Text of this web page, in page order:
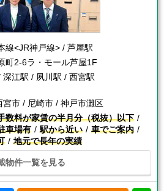
線<JR神戸線> / 芦屋駅
町2-6ラ・モール芦屋1F
江駅 / 夙川駅 / 西宮駅
市 / 尼崎市 / 神戸市灘区
数料が家賃の半月分（税抜）以下
車場有 駅から近い
車でご案内
地元で長年の実績
物件一覧を見る